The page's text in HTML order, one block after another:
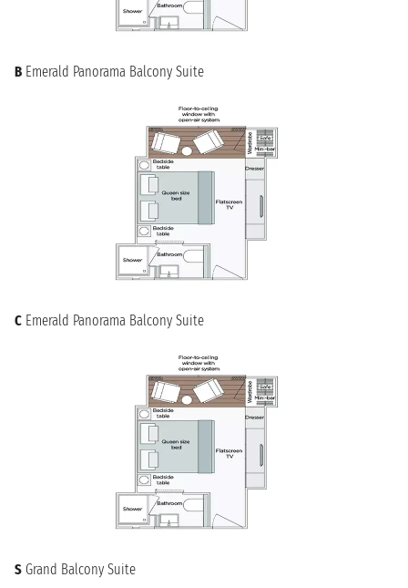
B Emerald Panorama Balcony Suite
C Emerald Panorama Balcony Suite
S Grand Balcony Suite